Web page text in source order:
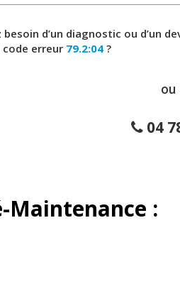
besoin d’un diagnostic ou d’un
erreur 79.2:04?
ou
04
Maintenance :